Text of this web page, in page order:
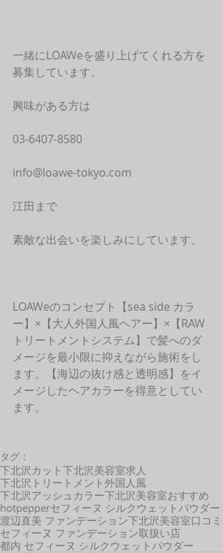
一緒にLOAWeを盛り上げてくれる方を
募集しています。
興味がある方は
03-6407-8580
info@loawe-tokyo.com
江田まで
素敵な出会いを楽しみにしています。
LOAWeのコンセプト【sea side カラ
ー】×【大人外国人風ヘアー】×【RAW
トリートメントシステム】で髪へのダ
メージを最小限に抑えながら施術をし
ます。【海辺の抜け感と透明感】をイ
メージしたヘアカラーを得意としてい
ます。
タグ：
下北沢カット 下北沢美容室求人
下北沢トリートメント 外国人風
下北沢アッシュカラー下北沢美容室おすすめ
hotpepperセフィーヌ シルクウェットパウダー
渡辺直美 ファンデーション下北沢美容室口コミ
セフィーヌ ファンデーション取扱い店
都内 セフィーヌ シルクウェットパウダー